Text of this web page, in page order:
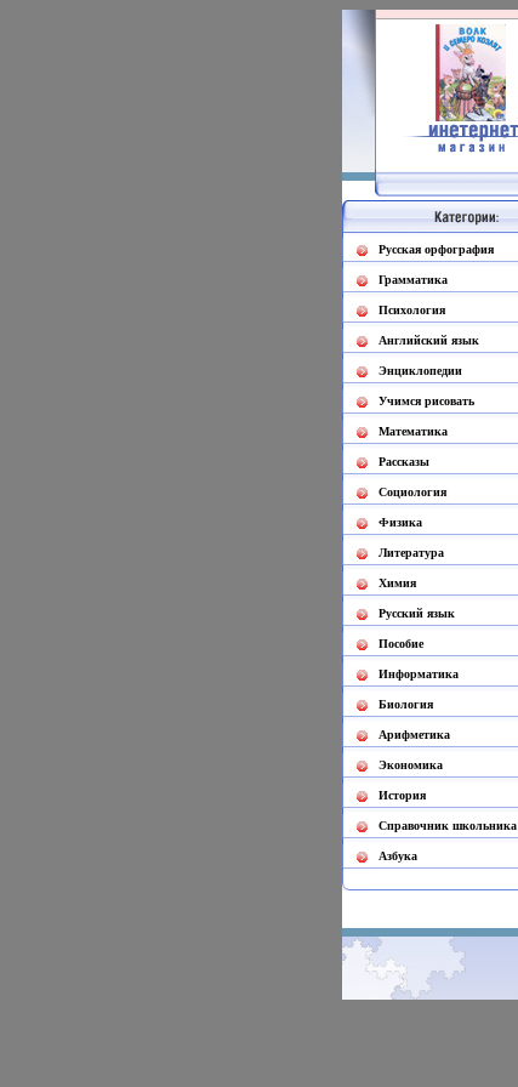
Русская орфография
Грамматика
Психология
Английский язык
Энциклопедии
Учимся рисовать
Математика
Рассказы
Социология
Физика
Литература
Химия
Русский язык
Пособие
Информатика
Биология
Арифметика
Экономика
История
Cправочник школьника
Азбука